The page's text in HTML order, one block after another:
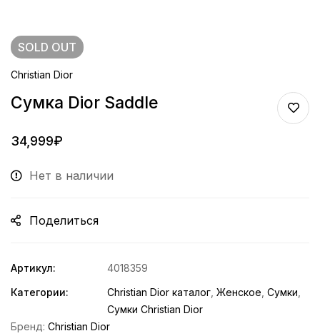
SOLD OUT
Christian Dior
Сумка Dior Saddle
34,999₽
Нет в наличии
Поделиться
Артикул:
4018359
Категории:
Christian Dior каталог Женское Сумки
Сумки Christian Dior
Бренд: Christian Dior